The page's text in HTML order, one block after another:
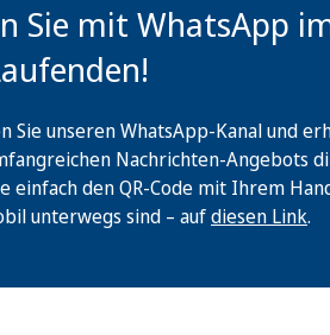
Sie mit WhatsApp
Sie unseren WhatsApp-Kanal und
Nachrichten-Angebots
einfach den QR-Code mit Ihrem
unterwegs sind – aufdiesen Link.